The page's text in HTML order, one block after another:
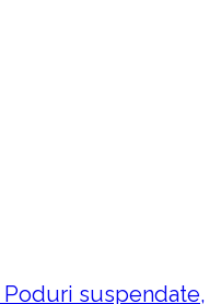
suspendate,